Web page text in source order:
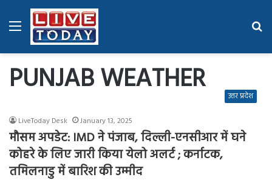
Menu
PUNJAB WEATHER उत्तर प्रदेश
LiveToday Desk January 13, 2025
मौसम अपडेट: IMD ने पंजाब, दिल्ली-एनसीआर में घने
कोहरे के लिए जारी किया येलो अलर्ट ; कर्नाटक,
तमिलनाडु में बारिश की उम्मीद